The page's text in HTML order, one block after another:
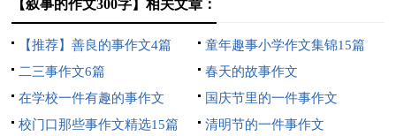
【叙事的作文300字】相关文章：
【推荐】善良的事作文4篇
童年趣事小学作文集锦15篇
二三事作文6篇
春天的故事作文
在学校一件有趣的事作文
国庆节里的一件事作文
校门口那些事作文精选15篇
清明节的一件事作文